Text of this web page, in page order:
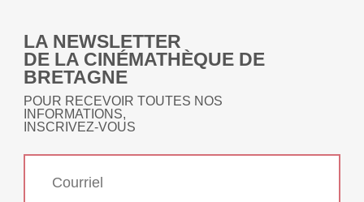
LA NEWSLETTER
DE LA CINÉMATHÈQUE DE
BRETAGNE
POUR RECEVOIR TOUTES NOS
INFORMATIONS,
INSCRIVEZ-VOUS